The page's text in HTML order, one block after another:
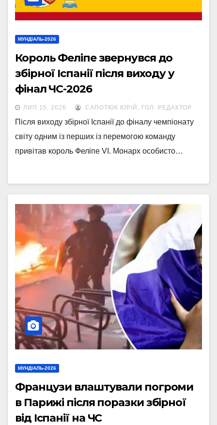
МУНДІАЛЬ-2026
Король Феліпе звернувся до
збірної Іспанії після виходу у
фінал ЧС-2026
ЛИП 15, 2026 САПОТЮК ЮРІЙ, ГОЛ. РЕДАКТОР
Після виходу збірної Іспанії до фіналу чемпіонату
світу одним із перших із перемогою команду
привітав король Феліпе VI. Монарх особисто…
МУНДІАЛЬ-2026
Французи влаштували погроми
в Парижі після поразки збірної
від Іспанії на ЧС